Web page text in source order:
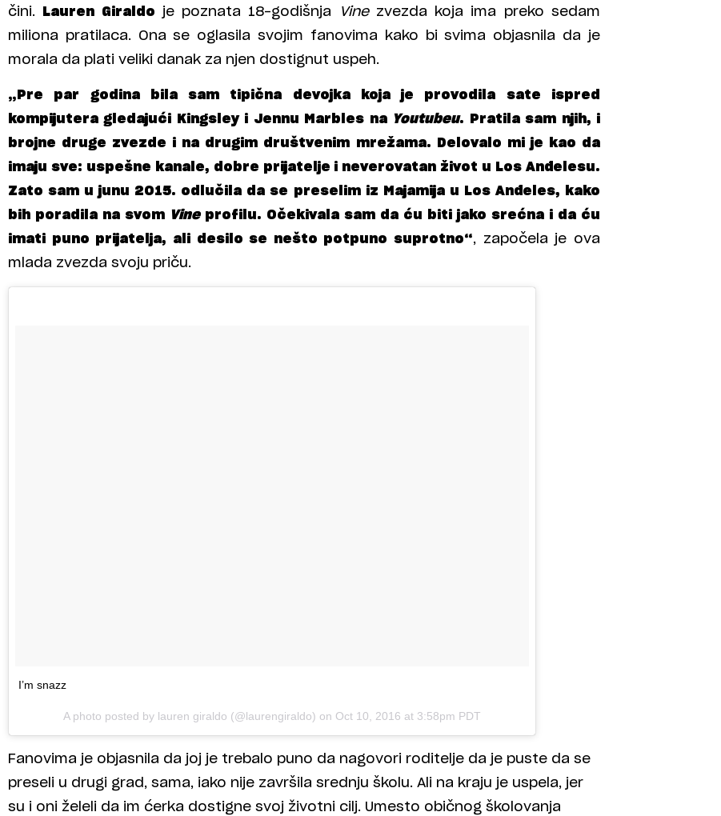
čini.
Lauren Giraldo je poznata 18-godišnja Vinezvezda koja ima preko sedam
miliona pratilaca. Ona se oglasila svojim fanovima kako bi svima objasnila da je
morala da plati veliki danak za njen dostignut uspeh.
„Pre par godina bila sam tipična devojka koja je provodila sate ispred
kompijutera gledajući Kingsley i Jennu Marbles na Youtubeu. Pratila sam njih, i
brojne druge zvezde i na drugim društvenim mrežama. Delovalo mi je kao da
imaju sve: uspešne kanale, dobre prijatelje i neverovatan život u Los Anđelesu.
Zato sam u junu 2015. odlučila da se preselim iz Majamija u Los Anđeles, kako
bih poradila na svom Vineprofilu. Očekivala sam da ću biti jako srećna i da ću
imati puno prijatelja, ali desilo se nešto potpuno suprotno“, započela je ova
mlada zvezda svoju priču.
I’m snazz
A photo posted by lauren giraldo (@laurengiraldo) on Oct 10, 2016 at 3:58pm PDT
Fanovima je objasnila da joj je trebalo puno da nagovori roditelje da je puste da se
preseli u drugi grad, sama, iako nije završila srednju školu. Ali na kraju je uspela, jer
su i oni želeli da im ćerka dostigne svoj životni cilj. Umesto običnog školovanja